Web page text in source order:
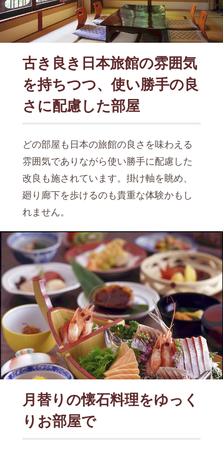
古き良き日本旅館の雰囲気
を持ちつつ、使い勝手の良
さに配慮した部屋
どの部屋も日本の旅館の良さを味わえる
雰囲気でありながら使い勝手に配慮した
改良も施されています。掛け軸を眺め、
廻り廊下を歩けるのも貴重な体験かもし
れません。
月替りの懐石料理をゆっく
りお部屋で